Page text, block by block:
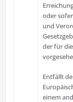
oder
und
der für
Entfällt
einem